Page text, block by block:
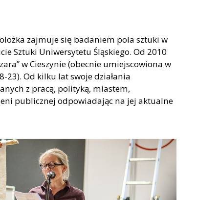
zajmuje się badaniem pola sztuki w
Sztuki Uniwersytetu Śląskiego. Od 2010
w Cieszynie (obecnie umiejscowiona w
23). Od kilku lat swoje działania
z pracą, polityką, miastem,
publicznej odpowiadając na jej aktualne